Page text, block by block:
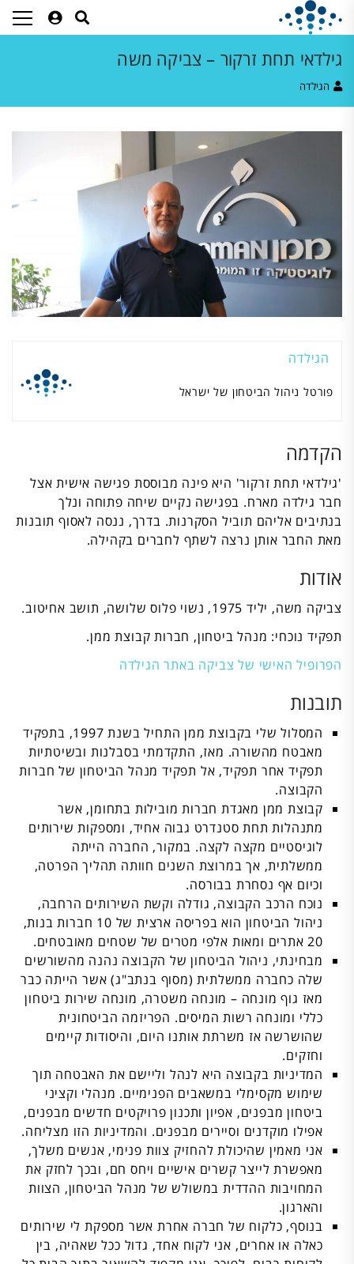
גילדאי תחת זרקור – צביקה משה
הגילדה
הגילדה
פורטל ניהול הביטחון של ישראל
הקדמה
'גילדאי תחת זרקור' היא פינה מבוססת פגישה אישית אצל
חבר גילדה מארח. בפגישה נקיים שיחה פתוחה ונלך
בנתיבים אליהם תוביל הסקרנות. בדרך, ננסה לאסוף תובנות
מאת החבר אותן נרצה לשתף לחברים בקהילה.
אודות
צביקה משה, יליד 1975, נשוי פלוס שלושה, תושב אחיטוב.
תפקיד נוכחי: מנהל ביטחון, חברות קבוצת ממן.
הפרופיל האישי של צביקה באתר הגילדה
תובנות
המסלול שלי בקבוצת ממן התחיל בשנת 1997, בתפקיד
מאבטח מהשורה. מאז, התקדמתי בסבלנות ובשיטתיות
תפקיד אחר תפקיד, אל תפקיד מנהל הביטחון של חברות
הקבוצה.
קבוצת ממן מאגדת חברות מובילות בתחומן, אשר
מתנהלות תחת סטנדרט גבוה אחיד, ומספקות שירותים
לוגיסטיים מקצה לקצה. במקור, החברה הייתה
ממשלתית, אך במרוצת השנים חוותה תהליך הפרטה,
וכיום אף נסחרת בבורסה.
נוכח הרכב הקבוצה, גודלה וקשת השירותים הרחבה,
ניהול הביטחון הוא בפריסה ארצית של 10 חברות בנות,
20 אתרים ומאות אלפי מטרים של שטחים מאובטחים.
מבחינתי, ניהול הביטחון של הקבוצה נהנה מהשורשים
שלה כחברה ממשלתית (מסוף בנתב"ג) אשר הייתה כבר
מאז גוף מונחה – מונחה משטרה, מונחה שירות ביטחון
כללי ומונחה רשות המיסים. הפריזמה הביטחונית
שהושרשה אז משרתת אותנו היום, והיסודות קיימים
וחזקים.
המדיניות בקבוצה היא לנהל וליישם את האבטחה תוך
שימוש מקסימלי במשאבים הפנימיים. מנהלי וקציני
ביטחון מבפנים, אפיון ותכנון פרויקטים חדשים מבפנים,
אפילו מוקדנים וסיירים מבפנים. והמדיניות הזו מצליחה.
אני מאמין שהיכולת להחזיק צוות פנימי, אנשים משלך,
מאפשרת לייצר קשרים אישיים ויחס חם, ובכך לחזק את
המחויבות ההדדית במשולש של מנהל הביטחון, הצוות
והארגון.
בנוסף, כלקוח של חברה אחרת אשר מספקת לי שירותים
כאלה או אחרים, אני לקוח אחד, גדול ככל שאהיה, בין